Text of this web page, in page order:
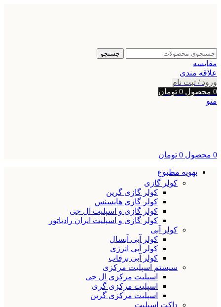
جستجو
مقایسه
علاقه مندی
ورود / ثبت نام
0 محصول 0 تومان
منو
0 محصول 0 تومان
تهویه مطبوع
کولر گازی
کولر گازی گرین
کولر گازی هایسنس
کولر گازی و اسپلیت ال جی
کولر گازی و اسپلیت ایران رادیاتور
کولر آبی
کولر آبی آبسال
کولر آبی انرژی
کولر آبی برفاب
سیستم اسپلیت مرکزی
اسپلیت مرکزی ال جی
اسپلیت مرکزی گری
اسپلیت مرکزی گرین
داکت اسپلیت